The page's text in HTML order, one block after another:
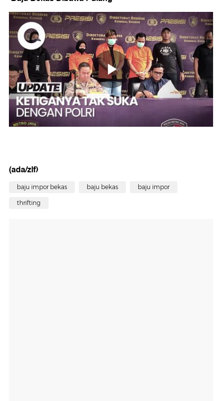
(ada/zlf)
baju impor bekas baju bekas baju impor
thrifting